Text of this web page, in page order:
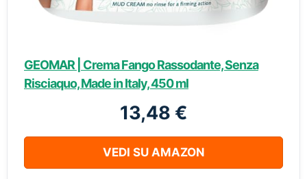
GEOMAR | Crema Fango Rassodante, Senza
Risciaquo, Made in Italy, 450 ml
13,48 €
VEDI SU AMAZON